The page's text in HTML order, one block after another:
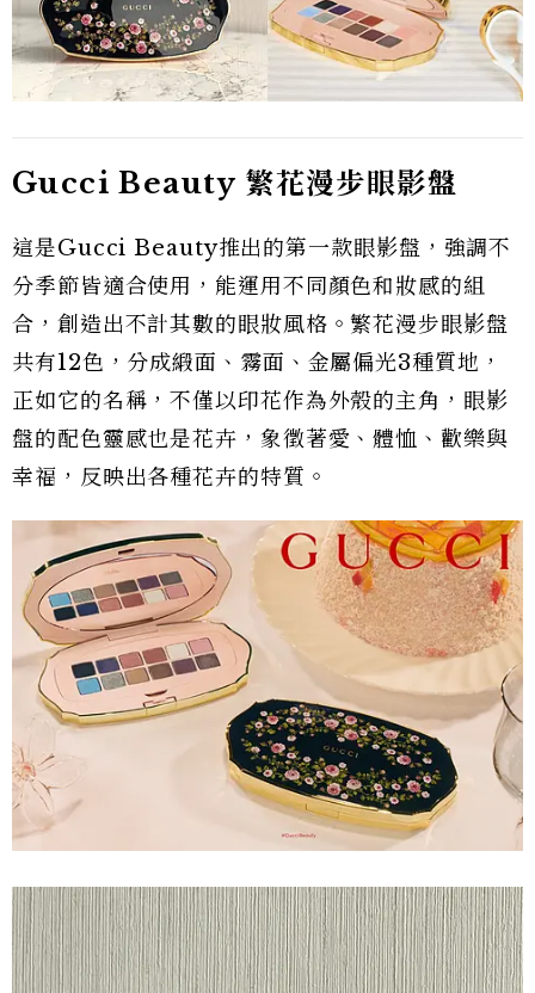
Gucci Beauty 繁花漫步眼影盤
這是Gucci Beauty推出的第一款眼影盤，強調不
分季節皆適合使用，能運用不同顏色和妝感的組
合，創造出不計其數的眼妝風格。繁花漫步眼影盤
共有12色，分成緞面、霧面、金屬偏光3種質地，
正如它的名稱，不僅以印花作為外殼的主角，眼影
盤的配色靈感也是花卉，象徵著愛、體恤、歡樂與
幸福，反映出各種花卉的特質。